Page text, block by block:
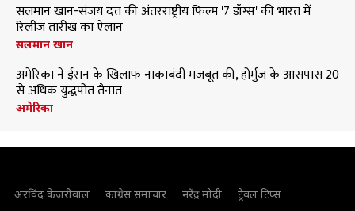
सलमान खान-संजय दत्त की अंतरराष्ट्रीय फिल्म '7 डॉग्स' की भारत में
रिलीज तारीख का ऐलान
सलमान खान
अमेरिका ने ईरान के खिलाफ नाकाबंदी मजबूत की, होर्मुज के आसपास 20
से अधिक युद्धपोत तैनात
अमेरिका
अरविंद केजरीवाल कांग्रेस समाचार नरेंद्र मोदी ट्रैवल टिप्स